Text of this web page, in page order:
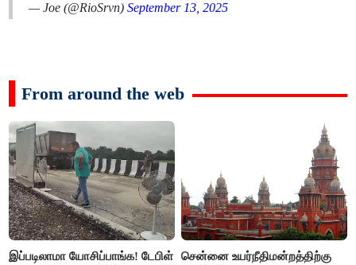
— Joe (@RioSrvn)September 13, 2025
From around the web
இப்படிலாமா யோசிப்பாங்க! டேபிள்
சென்னை உயர்நீதிமன்றத்திற்கு